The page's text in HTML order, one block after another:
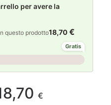
per avere la
questo prodotto18,70 €
Gratis
€